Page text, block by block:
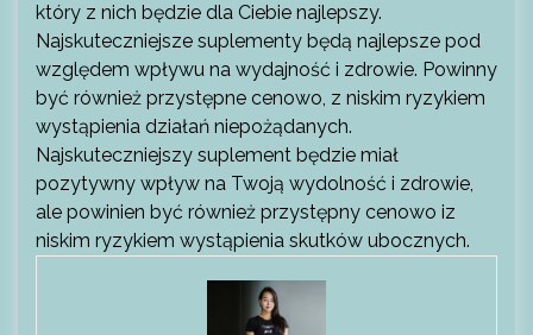
który z nich będzie dla Ciebie najlepszy.
Najskuteczniejsze suplementy będą najlepsze pod
względem wpływu na wydajność i zdrowie. Powinny
być również przystępne cenowo, z niskim ryzykiem
wystąpienia działań niepożądanych.
Najskuteczniejszy suplement będzie miał
pozytywny wpływ na Twoją wydolność i zdrowie,
ale powinien być również przystępny cenowo iz
niskim ryzykiem wystąpienia skutków ubocznych.